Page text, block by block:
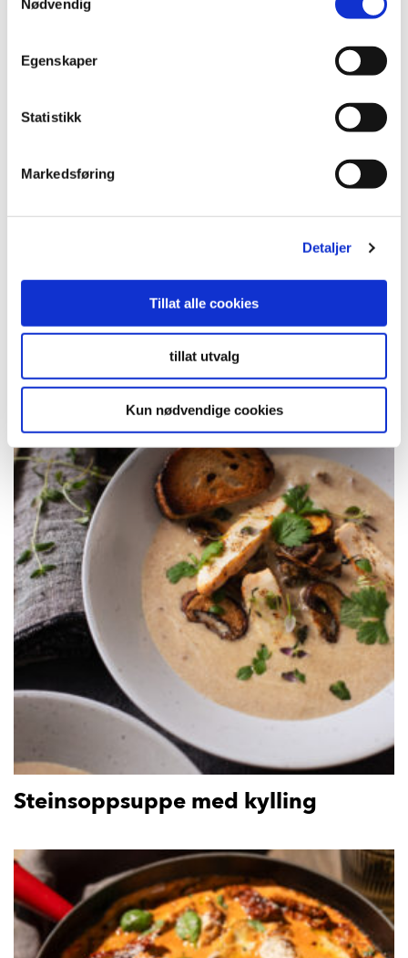
Nødvendig
Egenskaper
Statistikk
Markedsføring
Detaljer
Tillat alle cookies
tillat utvalg
Kun nødvendige cookies
Rød-grønn kyllingwok
Steinsoppsuppe med kylling